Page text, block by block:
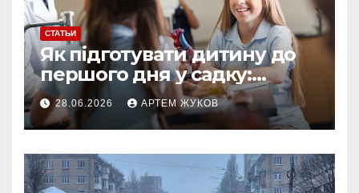
СТАТЬИ
Як підготувати дитину до
першого дня у садку:
простий план для батьків
28.06.2026 АРТЕМ ЖУКОВ